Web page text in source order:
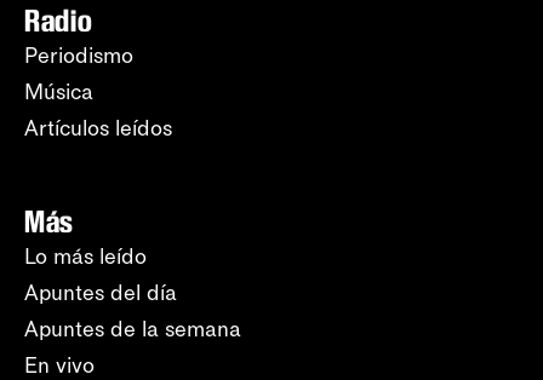
Radio
Periodismo
Música
Artículos leídos
Más
Lo más leído
Apuntes del día
Apuntes de la semana
En vivo